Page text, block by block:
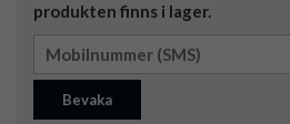
produkten finns i lager.
Bevaka